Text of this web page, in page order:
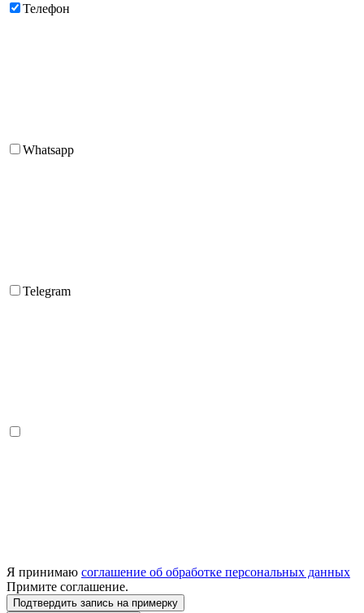
Телефон
Whatsapp
Telegram
Я принимаю соглашение об обработке персональных данных
Примите соглашение.
Подтвердить запись на примерку